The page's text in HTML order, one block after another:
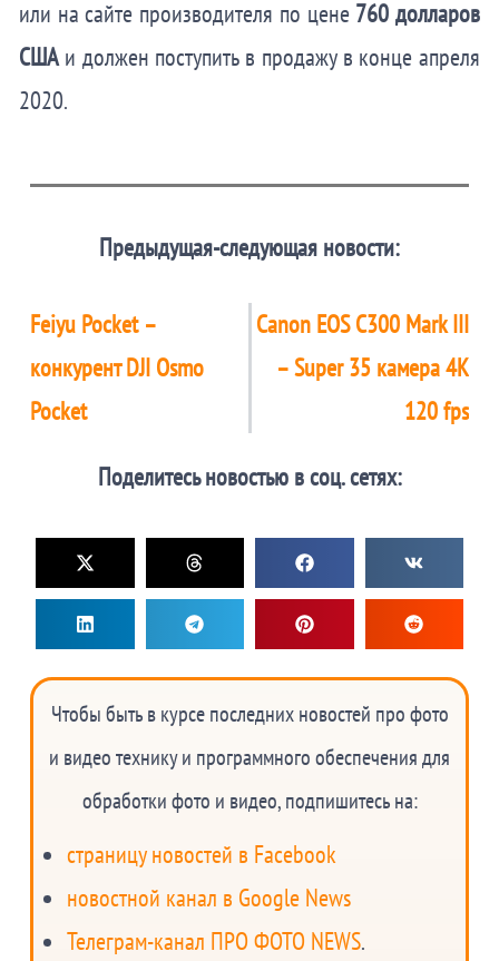
или на сайте производителя по цене 760 долларов
СШАи должен поступить в продажу в конце апреля
2020.
Предыдущая-следующая новости:
Feiyu Pocket –
конкурент DJI Osmo
Pocket
Canon EOS C300 Mark III
– Super 35 камера 4K
120 fps
Поделитесь новостью в соц. сетях:
Чтобы быть в курсе последних новостей про фото
и видео технику и программного обеспечения для
обработки фото и видео, подпишитесь на:
страницу новостей в Facebook
новостной канал в Google News
Телеграм-канал ПРО ФОТО NEWS.